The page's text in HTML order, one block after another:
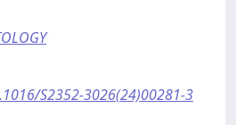
S2352-3026(24)00281-3